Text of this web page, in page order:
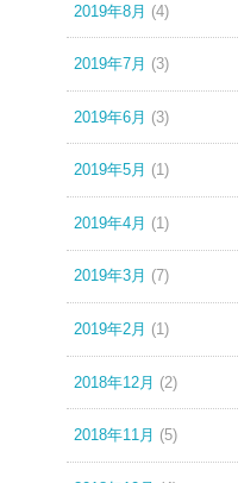
2019年8月 (4)
2019年7月 (3)
2019年6月 (3)
2019年5月 (1)
2019年4月 (1)
2019年3月 (7)
2019年2月 (1)
2018年12月 (2)
2018年11月 (5)